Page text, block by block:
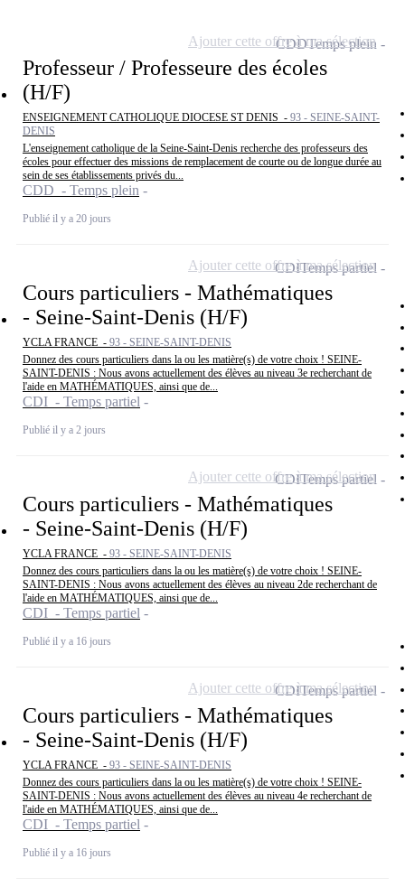
Professeur / Professeure des écoles
(H/F)
ENSEIGNEMENT CATHOLIQUE DIOCESE ST DENIS - 93 - SEINE-SAINT-
DENIS
L'enseignement catholique de la Seine-Saint-Denis recherche des professeurs des
écoles pour effectuer des missions de remplacement de courte ou de longue durée au
sein de ses établissements privés du...
CDD - Temps plein
Publié il y a 20 jours
CDDTemps plein
Ajouter cette offre à ma sélection
Cours particuliers - Mathématiques
- Seine-Saint-Denis (H/F)
YCLA FRANCE - 93 - SEINE-SAINT-DENIS
Donnez des cours particuliers dans la ou les matière(s) de votre choix ! SEINE-
SAINT-DENIS : Nous avons actuellement des élèves au niveau 3e recherchant de
l'aide en MATHÉMATIQUES, ainsi que de...
CDI - Temps partiel
Publié il y a 2 jours
CDITemps partiel
Ajouter cette offre à ma sélection
Cours particuliers - Mathématiques
- Seine-Saint-Denis (H/F)
YCLA FRANCE - 93 - SEINE-SAINT-DENIS
Donnez des cours particuliers dans la ou les matière(s) de votre choix ! SEINE-
SAINT-DENIS : Nous avons actuellement des élèves au niveau 2de recherchant de
l'aide en MATHÉMATIQUES, ainsi que de...
CDI - Temps partiel
Publié il y a 16 jours
CDITemps partiel
Ajouter cette offre à ma sélection
Cours particuliers - Mathématiques
- Seine-Saint-Denis (H/F)
YCLA FRANCE - 93 - SEINE-SAINT-DENIS
Donnez des cours particuliers dans la ou les matière(s) de votre choix ! SEINE-
SAINT-DENIS : Nous avons actuellement des élèves au niveau 4e recherchant de
l'aide en MATHÉMATIQUES, ainsi que de...
CDI - Temps partiel
Publié il y a 16 jours
CDITemps partiel
Ajouter cette offre à ma sélection